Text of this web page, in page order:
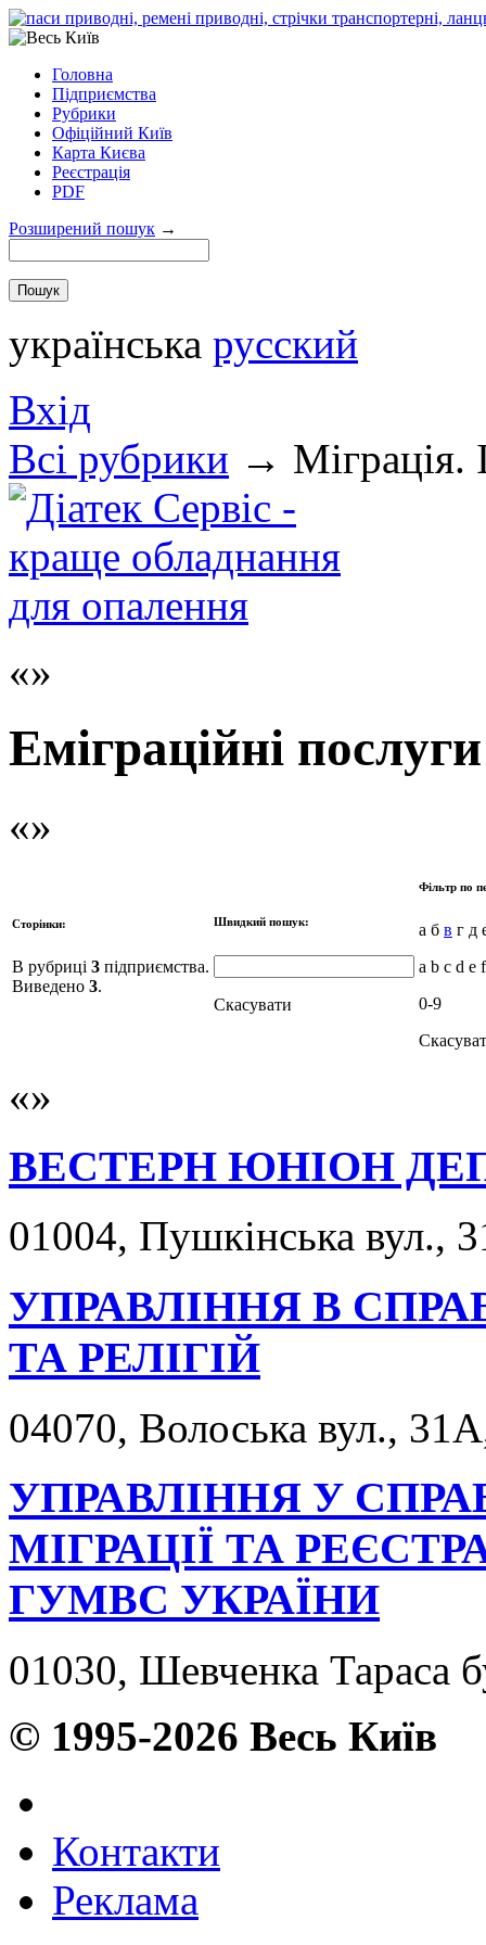
Головна
Підприємства
Рубрики
Офіційний Київ
Карта Києва
Реєстрація
PDF
Розширений пошук →
українська русский
Вхід
Всi рубрики → Міграція.
Еміграційні послуги
Сторінки:
В рубриці 3 підприємства.
Виведено 3.
Швидкий пошук:
Скасувати
Фільтр по
а б в г д
a b c d e
0-9
ВЕСТЕРН ЮНІОН
01004, Пушкінська вул.,
УПРАВЛІННЯ В
ТА РЕЛІГІЙ
04070, Волоська вул.,
УПРАВЛІННЯ У
МІГРАЦІЇ ТА
ГУМВС УКРАЇНИ
01030, Шевченка Тараса
© 1995-2026 Весь Київ
Контакти
Реклама